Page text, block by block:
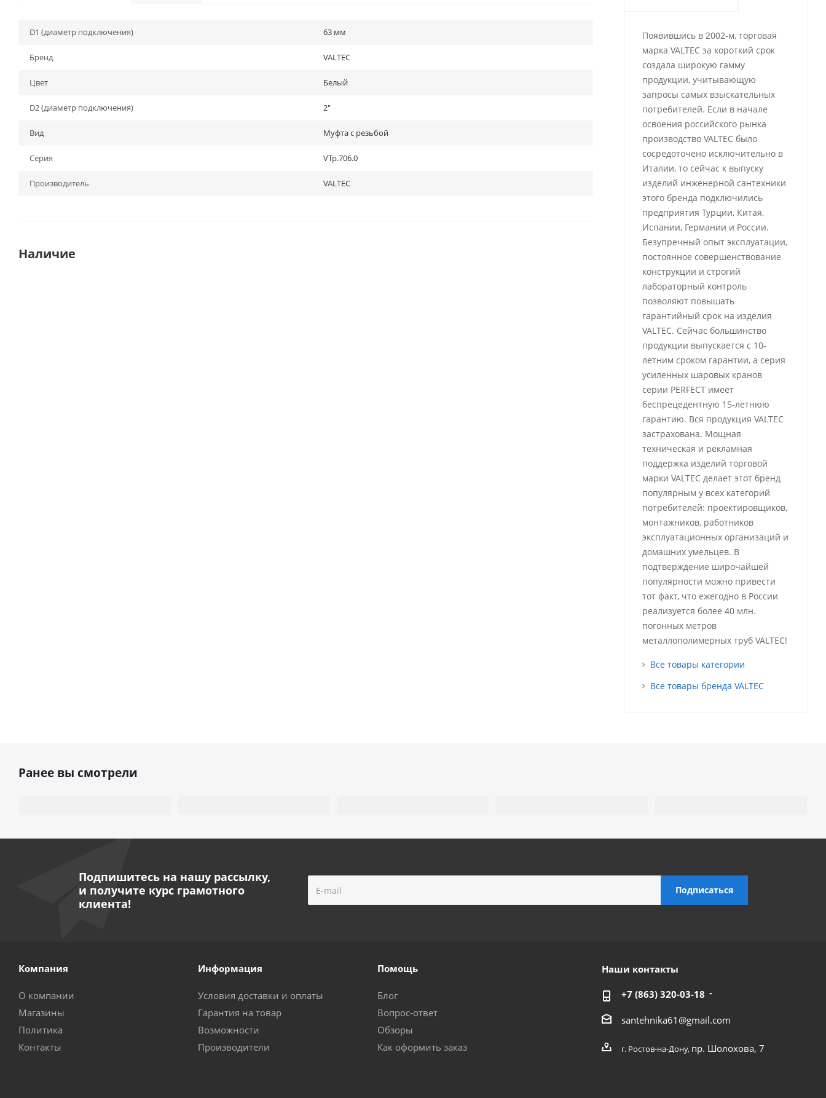
D1 (диаметр подключения) 63 мм
Бренд VALTEC
Цвет Белый
D2 (диаметр подключения) 2"
Вид Муфта с резьбой
Серия VTp.706.0
Производитель VALTEC
Наличие
Появившись в 2002-м, торговая
марка VALTEC за короткий срок
создала широкую гамму
продукции, учитывающую
запросы самых взыскательных
потребителей. Если в начале
освоения российского рынка
производство VALTEC было
сосредоточено исключительно в
Италии, то сейчас к выпуску
изделий инженерной сантехники
этого бренда подключились
предприятия Турции, Китая,
Испании, Германии и России.
Безупречный опыт эксплуатации,
постоянное совершенствование
конструкции и строгий
лабораторный контроль
позволяют повышать
гарантийный срок на изделия
VALTEC. Сейчас большинство
продукции выпускается с 10-
летним сроком гарантии, а серия
усиленных шаровых кранов
серии PERFECT имеет
беспрецедентную 15-летнюю
гарантию. Вся продукция VALTEC
застрахована. Мощная
техническая и рекламная
поддержка изделий торговой
марки VALTEC делает этот бренд
популярным у всех категорий
потребителей: проектировщиков,
монтажников, работников
эксплуатационных организаций и
домашних умельцев. В
подтверждение широчайшей
популярности можно привести
тот факт, что ежегодно в России
реализуется более 40 млн.
погонных метров
металлополимерных труб VALTEC!
Все товары категории
Все товары бренда VALTEC
Ранее вы смотрели
Подпишитесь на нашу рассылку,
и получите курс грамотного
клиента!
Компания
О компании
Магазины
Политика
Контакты
Информация
Условия доставки и оплаты
Гарантия на товар
Возможности
Производители
Помощь
Блог
Вопрос-ответ
Обзоры
Как оформить заказ
Наши контакты
+7 (863) 320-03-18
santehnika61@gmail.com
г. Ростов-на-Дону, пр. Шолохова, 7